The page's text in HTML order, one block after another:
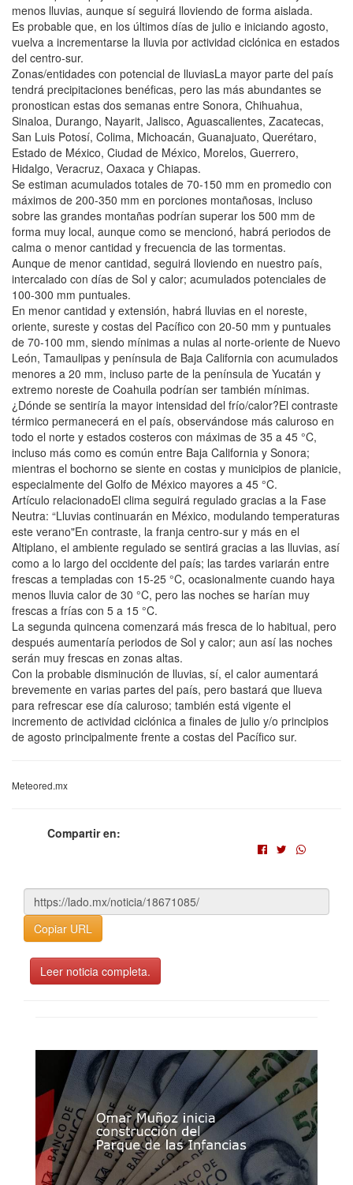
menos lluvias, aunque sí seguirá lloviendo de forma aislada.
Es probable que, en los últimos días de julio e iniciando agosto,
vuelva a incrementarse la lluvia por actividad ciclónica en estados
del centro-sur.
Zonas/entidades con potencial de lluviasLa mayor parte del país
tendrá precipitaciones benéficas, pero las más abundantes se
pronostican estas dos semanas entre Sonora, Chihuahua,
Sinaloa, Durango, Nayarit, Jalisco, Aguascalientes, Zacatecas,
San Luis Potosí, Colima, Michoacán, Guanajuato, Querétaro,
Estado de México, Ciudad de México, Morelos, Guerrero,
Hidalgo, Veracruz, Oaxaca y Chiapas.
Se estiman acumulados totales de 70-150 mm en promedio con
máximos de 200-350 mm en porciones montañosas, incluso
sobre las grandes montañas podrían superar los 500 mm de
forma muy local, aunque como se mencionó, habrá periodos de
calma o menor cantidad y frecuencia de las tormentas.
Aunque de menor cantidad, seguirá lloviendo en nuestro país,
intercalado con días de Sol y calor; acumulados potenciales de
100-300 mm puntuales.
En menor cantidad y extensión, habrá lluvias en el noreste,
oriente, sureste y costas del Pacífico con 20-50 mm y puntuales
de 70-100 mm, siendo mínimas a nulas al norte-oriente de Nuevo
León, Tamaulipas y península de Baja California con acumulados
menores a 20 mm, incluso parte de la península de Yucatán y
extremo noreste de Coahuila podrían ser también mínimas.
¿Dónde se sentiría la mayor intensidad del frío/calor?El contraste
térmico permanecerá en el país, observándose más caluroso en
todo el norte y estados costeros con máximas de 35 a 45 °C,
incluso más como es común entre Baja California y Sonora;
mientras el bochorno se siente en costas y municipios de planicie,
especialmente del Golfo de México mayores a 45 °C.
Artículo relacionadoEl clima seguirá regulado gracias a la Fase
Neutra: “Lluvias continuarán en México, modulando temperaturas
este verano"En contraste, la franja centro-sur y más en el
Altiplano, el ambiente regulado se sentirá gracias a las lluvias, así
como a lo largo del occidente del país; las tardes variarán entre
frescas a templadas con 15-25 °C, ocasionalmente cuando haya
menos lluvia calor de 30 °C, pero las noches se harían muy
frescas a frías con 5 a 15 °C.
La segunda quincena comenzará más fresca de lo habitual, pero
después aumentaría periodos de Sol y calor; aun así las noches
serán muy frescas en zonas altas.
Con la probable disminución de lluvias, sí, el calor aumentará
brevemente en varias partes del país, pero bastará que llueva
para refrescar ese día caluroso; también está vigente el
incremento de actividad ciclónica a finales de julio y/o principios
de agosto principalmente frente a costas del Pacífico sur.
Meteored.mx
Compartir en:
Copiar URL
Leer noticia completa.